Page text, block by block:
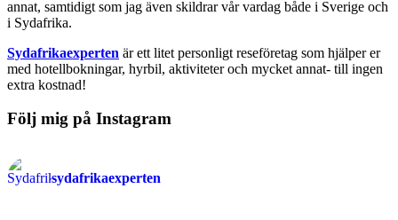
annat, samtidigt som jag även skildrar vår vardag både i Sverige och
i Sydafrika.
Sydafrikaexperten är ett litet personligt reseföretag som hjälper er
med hotellbokningar, hyrbil, aktiviteter och mycket annat- till ingen
extra kostnad!
Följ mig på Instagram
sydafrikaexperten